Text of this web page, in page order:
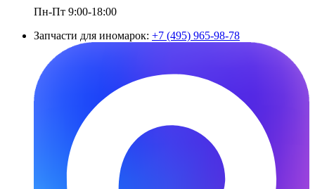
Пн-Пт 9:00-18:00
Запчасти для иномарок: +7 (495) 965-98-78